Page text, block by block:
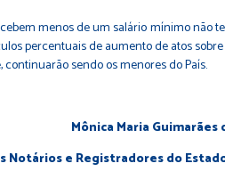
menos de um salário mínimo não
percentuais de aumento de atos
sendo os menores do País.
Mônica Maria Guimarães
Notários e Registradores do